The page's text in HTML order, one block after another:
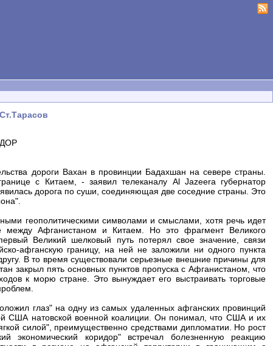
дороги Вахан в провинции Бадахшан на севере страны.
с Китаем, - заявил телеканалу Al Jazeera губернатор
дорога по суши, соединяющая две соседние страны. Это
геополитическими символами и смыслами, хотя речь идет
между Афганистаном и Китаем. Но это фрагмент Великого
Великий шелковый путь потерял свое значение, связи
афганскую границу, на ней не заложили ни одного пункта
В то время существовали серьезные внешние причины для
закрыл пять основных пунктов пропуска с Афганистаном, что
к морю стране. Это вынуждает его выстраивать торговые
глаз" на одну из самых удаленных афганских провинций
США натовской военной коалиции. Он понимал, что США и их
силой", преимущественно средствами дипломатии. Но рост
экономический коридор" встречал болезненную реакцию